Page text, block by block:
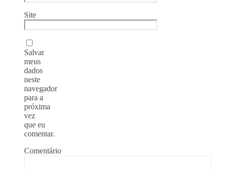
Site
Salvar
meus
dados
neste
navegador
para a
próxima
vez
que eu
comentar.
Comentário